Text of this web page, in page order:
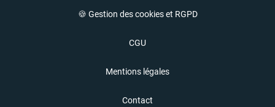
🍪 Gestion des cookies et RGPD
CGU
Mentions légales
Contact